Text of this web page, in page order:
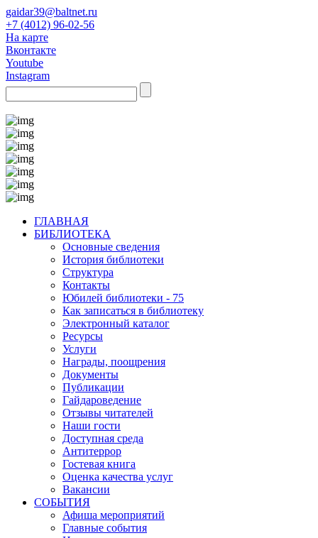
gaidar39@baltnet.ru
+7 (4012) 96-02-56
На карте
Вконтакте
Youtube
Instagram
ГЛАВНАЯ
БИБЛИОТЕКА
Основные сведения
История библиотеки
Структура
Контакты
Юбилей библиотеки - 75
Как записаться в библиотеку
Электронный каталог
Ресурсы
Услуги
Награды, поощрения
Документы
Публикации
Гайдароведение
Отзывы читателей
Наши гости
Доступная среда
Антитеррор
Гостевая книга
Оценка качества услуг
Вакансии
СОБЫТИЯ
Афиша мероприятий
Главные события